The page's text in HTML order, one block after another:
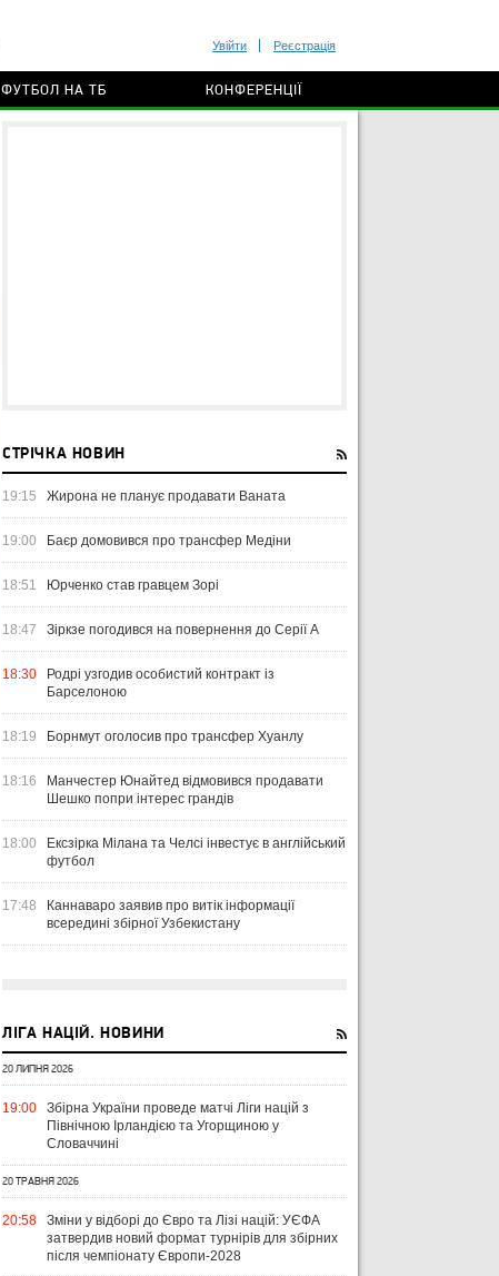
Увійти Реєстрація
ФУТБОЛ НА ТБ КОНФЕРЕНЦІЇ
СТРІЧКА НОВИН
19:15 Жирона не планує продавати Ваната
19:00 Баєр домовився про трансфер Медіни
18:51 Юрченко став гравцем Зорі
18:47 Зіркзе погодився на повернення до Серії А
18:30
Родрі узгодив особистий контракт із
Барселоною
18:19 Борнмут оголосив про трансфер Хуанлу
18:16
Манчестер Юнайтед відмовився продавати
Шешко попри інтерес грандів
18:00
Ексзірка Мілана та Челсі інвестує в англійський
футбол
17:48
Каннаваро заявив про витік інформації
всередині збірної Узбекистану
ЛІГА НАЦІЙ. НОВИНИ
20 ЛИПНЯ 2026
19:00
Збірна України проведе матчі Ліги націй з
Північною Ірландією та Угорщиною у
Словаччині
20 ТРАВНЯ 2026
20:58
Зміни у відборі до Євро та Лізі націй: УЄФА
затвердив новий формат турнірів для збірних
після чемпіонату Європи-2028